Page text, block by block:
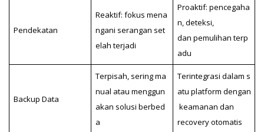
Pendekatan
Reaktif: fokus mena
ngani serangan set
elah terjadi
Proaktif: pencegaha
n, deteksi,
dan pemulihan terp
adu
Backup Data
Terpisah, sering ma
nual atau menggun
akan solusi berbed
a
Terintegrasi dalam s
atu platform dengan
keamanan dan
recovery otomatis